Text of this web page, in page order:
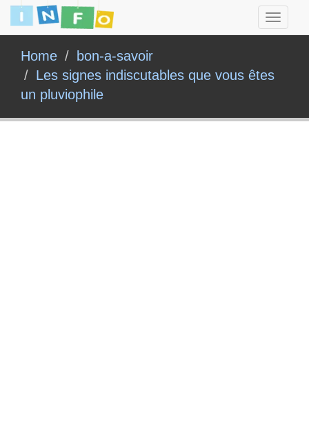
Toggle
Home
bon-a-savoir
Les signes indiscutables que vous êtes
un pluviophile